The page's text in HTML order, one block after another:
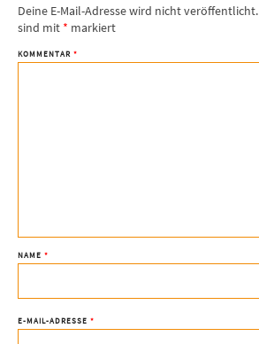
Deine E-Mail-Adresse wird nicht veröffentlicht.
sind mit * markiert
KOMMENTAR *
NAME *
E-MAIL-ADRESSE *